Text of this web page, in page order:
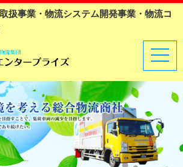
扱事業・物流システム開発事業・物流コ
t
o
n
a
i